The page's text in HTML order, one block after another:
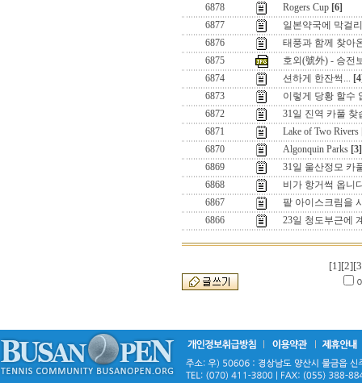
6878
Rogers Cup [6]
6877
일본약국에 막걸
6876
태풍과 함께 찾아
6875
호외(號外) - 승전
6874
션하게 한잔썩...
6873
이렇게 당황 할수
6872
31일 진역 카풀 찾
6871
Lake of Two Rivers
6870
Algonquin Parks [3]
6869
31일 울산정모 카
6868
비가 항거썩 옵니
6867
팥 아이스크림을
6866
23일 청도부근에
[1][2]